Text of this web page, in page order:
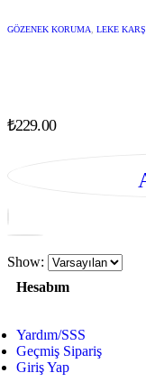
GÖZENEK KORUMA LEKE
₺229.00
Show:
Hesabım
Yardım/SSS
Geçmiş Sipariş
Giriş Yap